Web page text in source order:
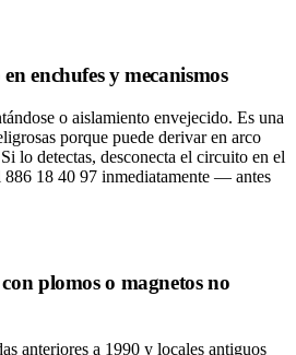
enchufes y mecanismos
o aislamiento envejecido. Es una
porque puede derivar en arco
lo detectas, desconecta el circuito en el
886 18 40 97 inmediatamente — antes
plomos o magnetos no
anteriores a 1990 y locales antiguos